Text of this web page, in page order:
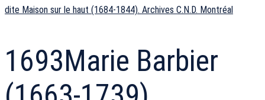
dite Maison sur le haut (1684-1844). Archives C.N.D. Montréal
1693Marie Barbier